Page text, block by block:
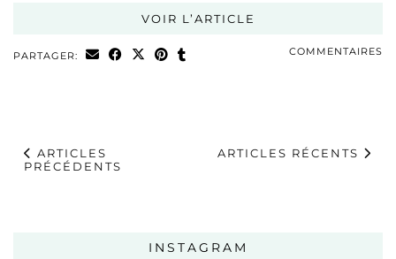
VOIR L’ARTICLE
PARTAGER: COMMENTAIRES
ARTICLES
PRÉCÉDENTS
ARTICLES RÉCENTS
INSTAGRAM